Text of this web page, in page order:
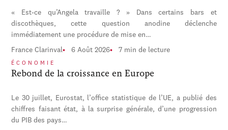
« Est-ce qu’Angela travaille ? » Dans certains bars et
discothèques, cette question anodine déclenche
immédiatement une procédure de mise en…
France Clarinval 6 Août 2026 7 min de lecture
ÉCONOMIE
Rebond de la croissance en Europe
Le 30 juillet, Eurostat, l’office statistique de l’UE, a publié des
chiffres faisant état, à la surprise générale, d’une progression
du PIB des pays…